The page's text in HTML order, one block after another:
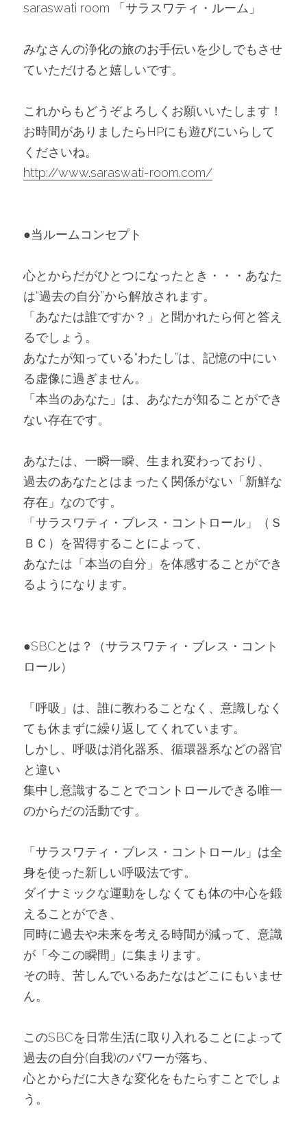
saraswati room 「サラスワティ・ルーム」
みなさんの浄化の旅のお手伝いを少しでもさせ
ていただけると嬉しいです。
これからもどうぞよろしくお願いいたします！
お時間がありましたらHPにも遊びにいらして
くださいね。
http://www.saraswati-room.com/
●当ルームコンセプト
心とからだがひとつになったとき・・・あなた
は“過去の自分”から解放されます。
「あなたは誰ですか？」と聞かれたら何と答え
るでしょう。
あなたが知っている“わたし”は、記憶の中にい
る虚像に過ぎません。
「本当のあなた」は、あなたが知ることができ
ない存在です。
あなたは、一瞬一瞬、生まれ変わっており、
過去のあなたとはまったく関係がない「新鮮な
存在」なのです。
「サラスワティ・ブレス・コントロール」（Ｓ
ＢＣ）を習得することによって、
あなたは「本当の自分」を体感することができ
るようになります。
●SBCとは？（サラスワティ・ブレス・コント
ロール）
「呼吸」は、誰に教わることなく、意識しなく
ても休まずに繰り返してくれています。
しかし、呼吸は消化器系、循環器系などの器官
と違い
集中し意識することでコントロールできる唯一
のからだの活動です。
「サラスワティ・ブレス・コントロール」は全
身を使った新しい呼吸法です。
ダイナミックな運動をしなくても体の中心を鍛
えることができ、
同時に過去や未来を考える時間が減って、意識
が「今この瞬間」に集まります。
その時、苦しんでいるあたなはどこにもいませ
ん。
このSBCを日常生活に取り入れることによって
過去の自分(自我)のパワーが落ち、
心とからだに大きな変化をもたらすことでしょ
う。